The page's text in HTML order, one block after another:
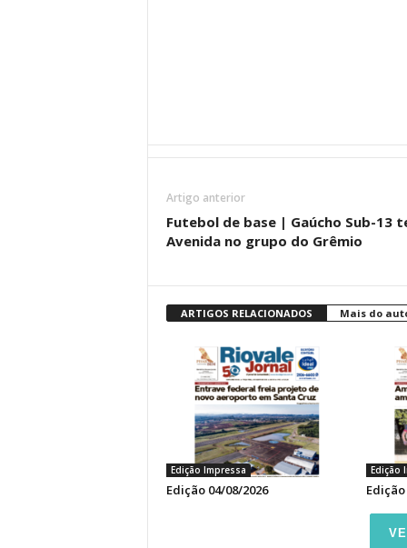
Artigo anterior
Futebol de base | Gaúcho Sub-13
Avenida no grupo do Grêmio
ARTIGOS RELACIONADOS Mais do
Edição Impressa
Edição 04/08/2026
Edição